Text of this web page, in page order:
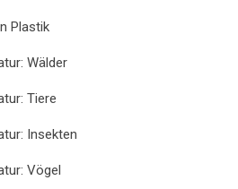
Plastik
Wälder
Tiere
Insekten
Vögel